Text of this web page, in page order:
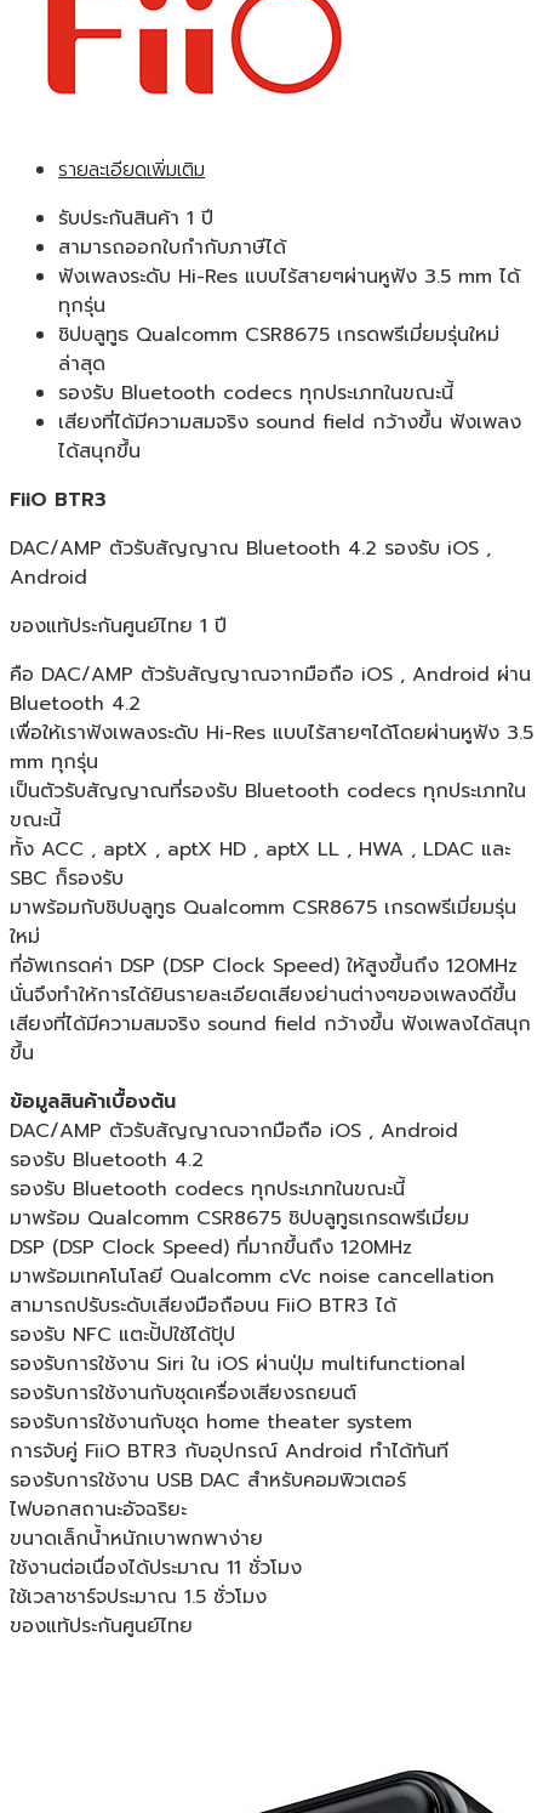
รายละเอียดเพิ่มเติม
รับประกันสินค้า 1 ปี
สามารถออกใบกำกับภาษีได้
ฟังเพลงระดับ Hi-Res แบบไร้สายๆผ่านหูฟัง 3.5 mm ได้
ทุกรุ่น
ชิปบลูทูธ Qualcomm CSR8675 เกรดพรีเมี่ยมรุ่นใหม่
ล่าสุด
รองรับ Bluetooth codecs ทุกประเภทในขณะนี้
เสียงที่ได้มีความสมจริง sound field กว้างขึ้น ฟังเพลง
ได้สนุกขึ้น
FiiO BTR3
DAC/AMP ตัวรับสัญญาณ Bluetooth 4.2 รองรับ iOS ,
Android
ของแท้ประกันศูนย์ไทย 1 ปี
คือ DAC/AMP ตัวรับสัญญาณจากมือถือ iOS , Android ผ่าน
Bluetooth 4.2
เพื่อให้เราฟังเพลงระดับ Hi-Res แบบไร้สายๆได้โดยผ่านหูฟัง 3.5
mm ทุกรุ่น
เป็นตัวรับสัญญาณที่รองรับ Bluetooth codecs ทุกประเภทใน
ขณะนี้
ทั้ง ACC , aptX , aptX HD , aptX LL , HWA , LDAC และ
SBC ก็รองรับ
มาพร้อมกับชิปบลูทูธ Qualcomm CSR8675 เกรดพรีเมี่ยมรุ่น
ใหม่
ที่อัพเกรดค่า DSP (DSP Clock Speed) ให้สูงขึ้นถึง 120MHz
นั่นจึงทำให้การได้ยินรายละเอียดเสียงย่านต่างๆของเพลงดีขึ้น
เสียงที่ได้มีความสมจริง sound field กว้างขึ้น ฟังเพลงได้สนุก
ขึ้น
ข้อมูลสินค้าเบื้องต้น
DAC/AMP ตัวรับสัญญาณจากมือถือ iOS , Android
รองรับ Bluetooth 4.2
รองรับ Bluetooth codecs ทุกประเภทในขณะนี้
มาพร้อม Qualcomm CSR8675 ชิปบลูทูธเกรดพรีเมี่ยม
DSP (DSP Clock Speed) ที่มากขึ้นถึง 120MHz
มาพร้อมเทคโนโลยี Qualcomm cVc noise cancellation
สามารถปรับระดับเสียงมือถือบน FiiO BTR3 ได้
รองรับ NFC แตะปั้ปใช้ได้ปุ้ป
รองรับการใช้งาน Siri ใน iOS ผ่านปุ่ม multifunctional
รองรับการใช้งานกับชุดเครื่องเสียงรถยนต์
รองรับการใช้งานกับชุด home theater system
การจับคู่ FiiO BTR3 กับอุปกรณ์ Android ทำได้ทันที
รองรับการใช้งาน USB DAC สำหรับคอมพิวเตอร์
ไฟบอกสถานะอัจฉริยะ
ขนาดเล็กน้ำหนักเบาพกพาง่าย
ใช้งานต่อเนื่องได้ประมาณ 11 ชั่วโมง
ใช้เวลาชาร์จประมาณ 1.5 ชั่วโมง
ของแท้ประกันศูนย์ไทย